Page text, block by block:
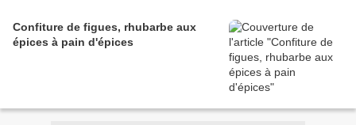
Confiture de figues, rhubarbe aux
épices à pain d'épices